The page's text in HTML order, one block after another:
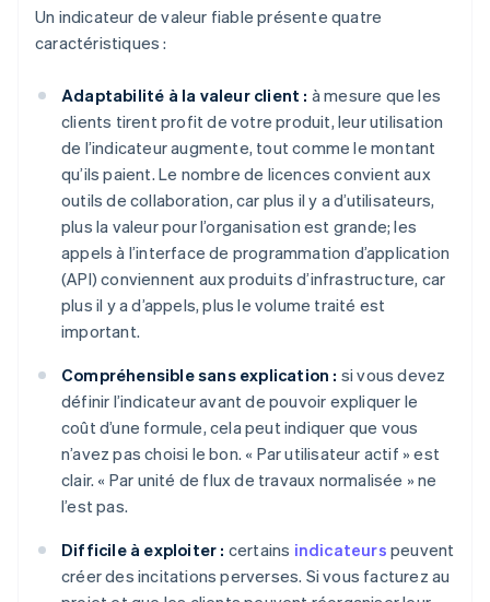
Un indicateur de valeur fiable présente quatre
caractéristiques :
Adaptabilité à la valeur client : à mesure que les
clients tirent profit de votre produit, leur utilisation
de l’indicateur augmente, tout comme le montant
qu’ils paient. Le nombre de licences convient aux
outils de collaboration, car plus il y a d’utilisateurs,
plus la valeur pour l’organisation est grande; les
appels à l’interface de programmation d’application
(API) conviennent aux produits d’infrastructure, car
plus il y a d’appels, plus le volume traité est
important.
Compréhensible sans explication : si vous devez
définir l’indicateur avant de pouvoir expliquer le
coût d’une formule, cela peut indiquer que vous
n’avez pas choisi le bon. « Par utilisateur actif » est
clair. « Par unité de flux de travaux normalisée » ne
l’est pas.
Difficile à exploiter : certains indicateurs peuvent
créer des incitations perverses. Si vous facturez au